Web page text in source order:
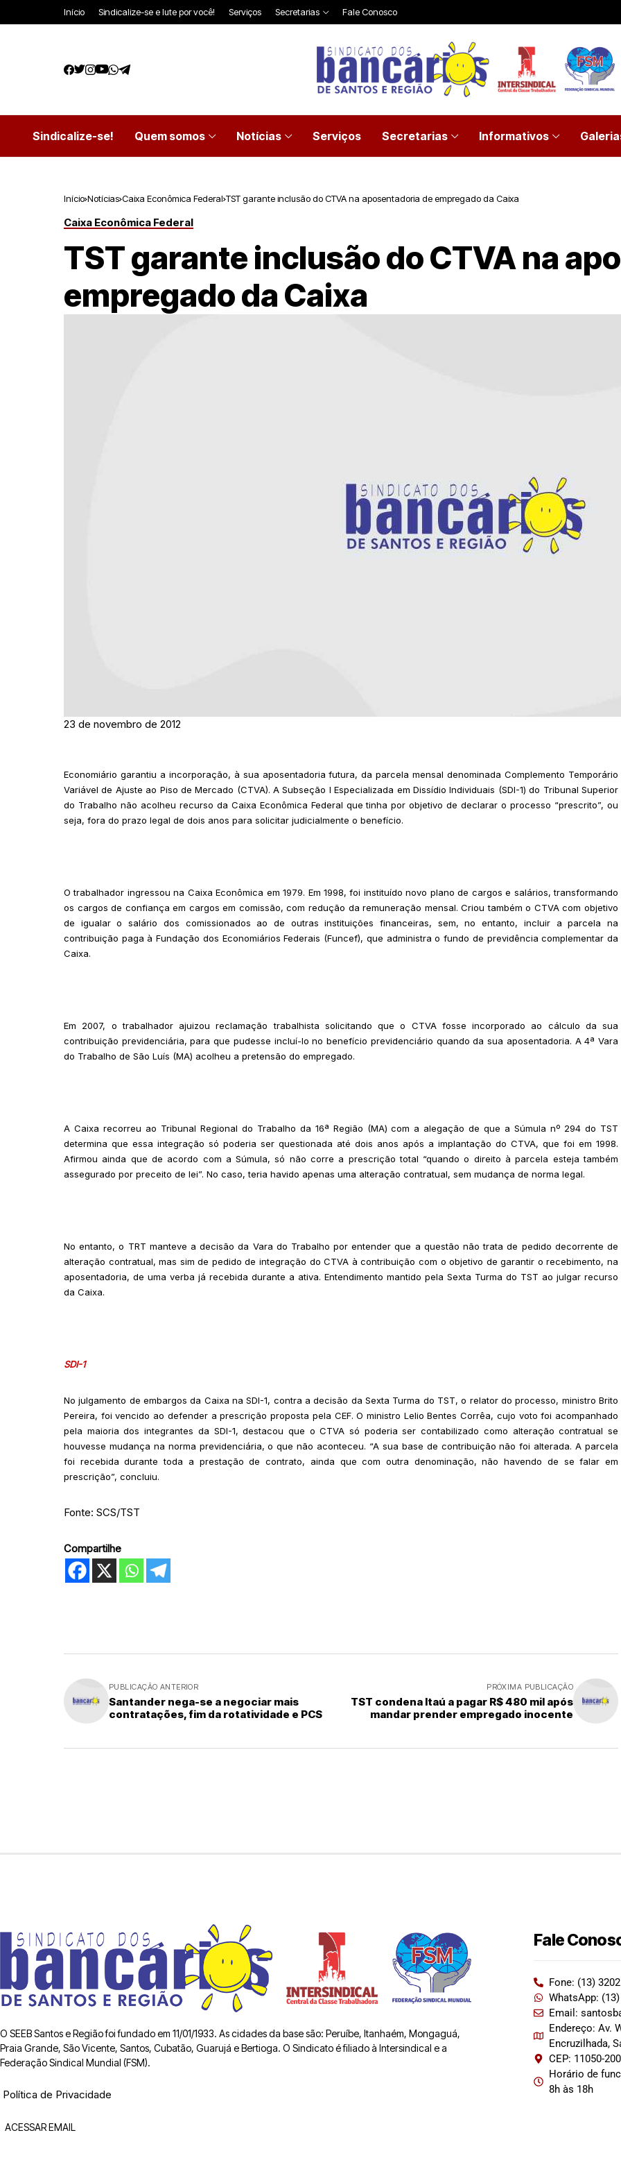
Início Sindicalize-se e lute por você! Serviços Secretarias Fale Conosco
Sindicalize-se! Quem somos Notícias Serviços Secretarias Informativos
Início Notícias Caixa Econômica Federal TST garante inclusão do CTVA na aposentadoria de empregado da Caixa
Caixa Econômica Federal
TST garante inclusão do CTVA na
empregado da Caixa
23 de novembro de 2012
Economiário garantiu a incorporação, à sua aposentadoria futura, da parcela mensal denominada Complemento Temporário
Variável de Ajuste ao Piso de Mercado (CTVA). A Subseção I Especializada em Dissídio Individuais (SDI-1) do Tribunal Superior
do Trabalho não acolheu recurso da Caixa Econômica Federal que tinha por objetivo de declarar o processo “prescrito”, ou
seja, fora do prazo legal de dois anos para solicitar judicialmente o benefício.
O trabalhador ingressou na Caixa Econômica em 1979. Em 1998, foi instituído novo plano de cargos e salários, transformando
os cargos de confiança em cargos em comissão, com redução da remuneração mensal. Criou também o CTVA com objetivo
de igualar o salário dos comissionados ao de outras instituições financeiras, sem, no entanto, incluir a parcela na
contribuição paga à Fundação dos Economiários Federais (Funcef), que administra o fundo de previdência complementar da
Caixa.
Em 2007, o trabalhador ajuizou reclamação trabalhista solicitando que o CTVA fosse incorporado ao cálculo da sua
contribuição previdenciária, para que pudesse incluí-lo no benefício previdenciário quando da sua aposentadoria. A 4ª Vara
do Trabalho de São Luís (MA) acolheu a pretensão do empregado.
A Caixa recorreu ao Tribunal Regional do Trabalho da 16ª Região (MA) com a alegação de que a Súmula nº 294 do TST
determina que essa integração só poderia ser questionada até dois anos após a implantação do CTVA, que foi em 1998.
Afirmou ainda que de acordo com a Súmula, só não corre a prescrição total “quando o direito à parcela esteja também
assegurado por preceito de lei”. No caso, teria havido apenas uma alteração contratual, sem mudança de norma legal.
No entanto, o TRT manteve a decisão da Vara do Trabalho por entender que a questão não trata de pedido decorrente de
alteração contratual, mas sim de pedido de integração do CTVA à contribuição com o objetivo de garantir o recebimento, na
aposentadoria, de uma verba já recebida durante a ativa. Entendimento mantido pela Sexta Turma do TST ao julgar recurso
da Caixa.
SDI-1
No julgamento de embargos da Caixa na SDI-1, contra a decisão da Sexta Turma do TST, o relator do processo, ministro Brito
Pereira, foi vencido ao defender a prescrição proposta pela CEF. O ministro Lelio Bentes Corrêa, cujo voto foi acompanhado
pela maioria dos integrantes da SDI-1, destacou que o CTVA só poderia ser contabilizado como alteração contratual se
houvesse mudança na norma previdenciária, o que não aconteceu. “A sua base de contribuição não foi alterada. A parcela
foi recebida durante toda a prestação de contrato, ainda que com outra denominação, não havendo de se falar em
prescrição”, concluiu.
Fonte: SCS/TST
Compartilhe
PUBLICAÇÃO ANTERIOR
Santander nega-se a negociar mais
contratações, fim da rotatividade e PCS
PRÓXIMA PUBLICAÇÃO
TST condena Itaú a pagar R$ 480 mil após
mandar prender empregado inocente
O SEEB Santos e Região foi fundado em 11/01/1933. As cidades da base são: Peruíbe, Itanhaém, Mongaguá,
Praia Grande, São Vicente, Santos, Cubatão, Guarujá e Bertioga. O Sindicato é filiado à Intersindical e a
Federação Sindical Mundial (FSM).
Política de Privacidade
ACESSAR EMAIL
Fale
Fone: (13)
WhatsApp:
Email:
Endereço: Av.
Encruzilhada,
CEP: 11050-200
Horário de
8h às 18h